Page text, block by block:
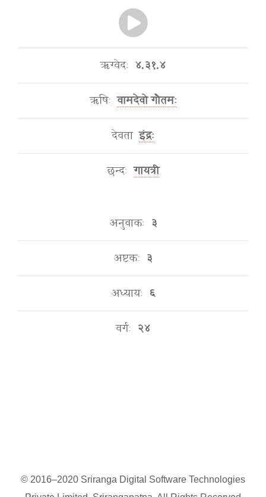
ऋग्वेदः ४.३१.४
ऋषिः वामदेवो गौतमः
देवता इंद्रः
छन्दः गायत्री
अनुवाकः ३
अष्टकः ३
अध्यायः ६
वर्गः २४
© 2016–2020 Sriranga Digital Software Technologies